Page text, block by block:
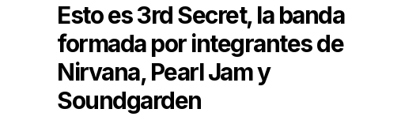
Esto es 3rd Secret, la banda
formada por integrantes de
Nirvana, Pearl Jam y
Soundgarden